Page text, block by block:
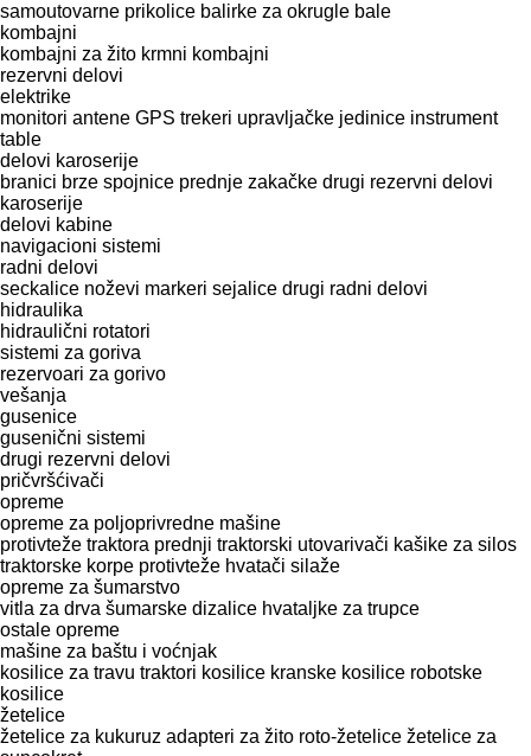
samoutovarne prikolice balirke za okrugle bale
kombajni
kombajni za žito krmni kombajni
rezervni delovi
elektrike
monitori antene GPS trekeri upravljačke jedinice instrument
table
delovi karoserije
branici brze spojnice prednje zakačke drugi rezervni delovi
karoserije
delovi kabine
navigacioni sistemi
radni delovi
seckalicе noževi markeri sejalice drugi radni delovi
hidraulika
hidraulični rotatori
sistemi za goriva
rezervoari za gorivo
vešanja
gusenice
gusenični sistemi
drugi rezervni delovi
pričvršćivači
opreme
opreme za poljoprivredne mašine
protivteže traktora prednji traktorski utovarivači kašike za silos
traktorske korpe protivteže hvatači silaže
opreme za šumarstvo
vitla za drva šumarske dizalice hvataljke za trupce
ostale opreme
mašine za baštu i voćnjak
kosilice za travu traktori kosilice kranske kosilice robotske
kosilice
žetelice
žetelice za kukuruz adapteri za žito roto-žetelice žetelice za